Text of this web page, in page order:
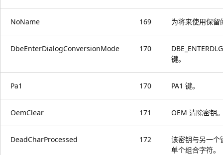
NoName 169 为将来使用保留
DbeEnterDialogConversionMode 170
键。
Pa1 170 PA1 键。
OemClear 171 OEM 清除密钥
DeadCharProcessed 172
该密钥与另一个
单个组合字符。